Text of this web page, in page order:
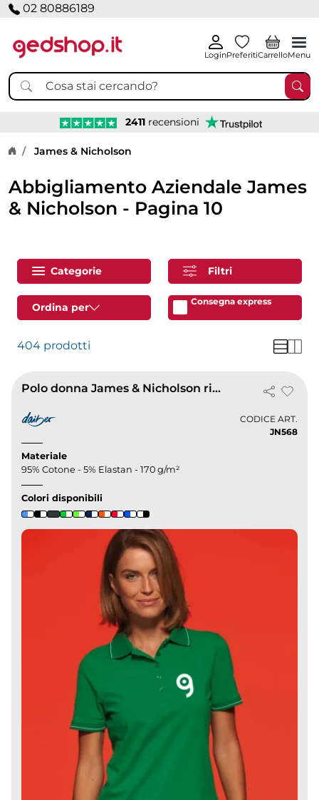
02 80886189
LoginPreferitiCarrelloMenu
2411 recensioni
Home page
James & Nicholson
Abbigliamento Aziendale James
& Nicholson - Pagina 10
Categorie Filtri
Ordina per Consegna express
404 prodotti
Polo donna James & Nicholson righe a contrasto cotone elastico
CODICE ART.
JN568
Materiale
95% Cotone - 5% Elastan - 170 g/m²
Colori disponibili